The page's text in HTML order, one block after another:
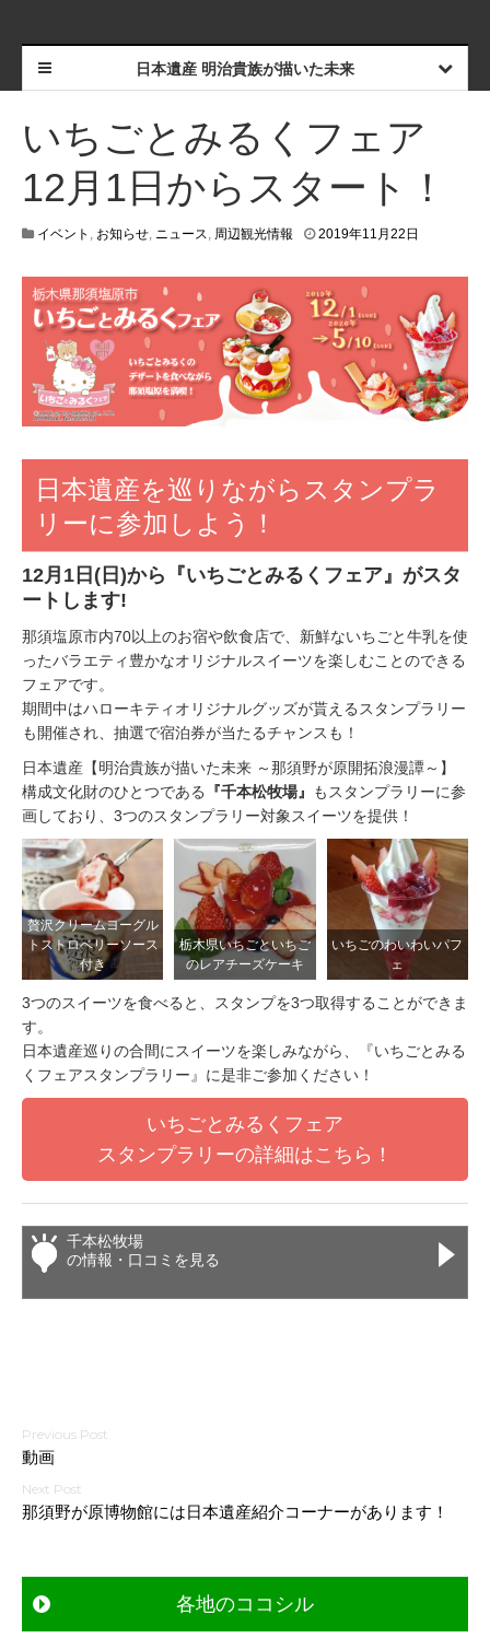
日本遺産 明治貴族が描いた未来
いちごとみるくフェア
12月1日からスタート！
イベント , お知らせ, ニュース, 周辺観光情報 2019年11月22日
年
1
1
月
2
9
日本遺産を巡りながらスタンプラ
リーに参加しよう！
12月1日(日)から『いちごとみるくフェア』がスタ
ートします!
那須塩原市内70以上のお宿や飲食店で、新鮮ないちごと牛乳を使
ったバラエティ豊かなオリジナルスイーツを楽しむことのできる
フェアです。
期間中はハローキティオリジナルグッズが貰えるスタンプラリー
も開催され、抽選で宿泊券が当たるチャンスも！
日本遺産【明治貴族が描いた未来 ～那須野が原開拓浪漫譚～】
構成文化財のひとつである
『千本松牧場』
もスタンプラリーに参
画しており、3つのスタンプラリー対象スイーツを提供！
贅沢クリームヨーグル
トストロベリーソース
付き
栃木県いちごといちご
のレアチーズケーキ
いちごのわいわいパフ
ェ
3つのスイーツを食べると、スタンプを3つ取得することができま
す。
日本遺産巡りの合間にスイーツを楽しみながら、『いちごとみる
くフェアスタンプラリー』に是非ご参加ください！
いちごとみるくフェア
スタンプラリーの詳細はこちら！
千本松牧場
の情報・口コミを見る
投
稿
ナ
ビ
ゲ
動画
那須野が原博物館には日本遺産紹介コーナーがあります！
各地のココシル